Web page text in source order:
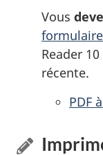
Vous
formulaire
Reader
récente.
PDF